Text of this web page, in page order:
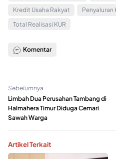
Kredit Usaha Rakyat
Penyaluran
Total Realisasi KUR
Komentar
Sebelumnya
Limbah Dua Perusahan Tambang di
Halmahera Timur Diduga Cemari
Sawah Warga
Artikel Terkait